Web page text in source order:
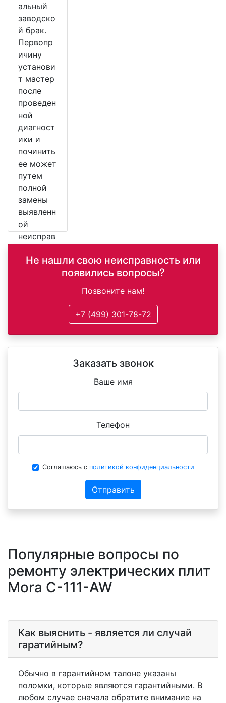
альный
заводско
й брак.
Первопр
ичину
установи
т мастер
после
проведен
ной
диагност
ики и
починить
ее может
путем
полной
замены
выявленн
ой
неисправ
детали.
Не нашли свою неисправность или
появились вопросы?
Позвоните нам!
+7 (499) 301-78-72
Заказать звонок
Ваше имя
Телефон
Соглашаюсь с политикой конфиденциальности
Отправить
Популярные вопросы по
ремонту электрических плит
Mora C-111-AW
Как выяснить - является ли случай
гаратийным?
Обычно в гарантийном талоне указаны
поломки, которые являются гарантийными. В
любом случае сначала обратите внимание на